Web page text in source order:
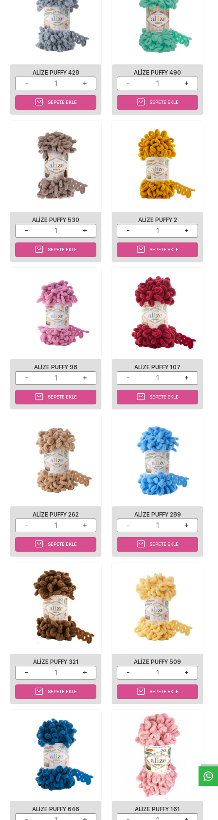
ALIZE PUFFY 428
SEPETE EKLE
ALIZE PUFFY 490
SEPETE EKLE
ALIZE PUFFY 530
SEPETE EKLE
ALIZE PUFFY 2
SEPETE EKLE
ALIZE PUFFY 98
SEPETE EKLE
ALIZE PUFFY 107
SEPETE EKLE
ALIZE PUFFY 262
SEPETE EKLE
ALIZE PUFFY 289
SEPETE EKLE
ALIZE PUFFY 321
SEPETE EKLE
ALIZE PUFFY 509
SEPETE EKLE
ALIZE PUFFY 646 ALIZE PUFFY 161